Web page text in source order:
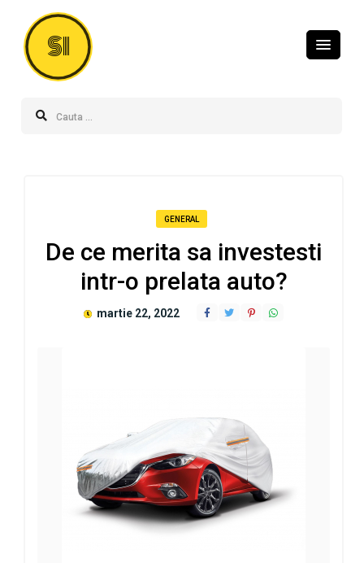
SI
GENERAL
De ce merita sa investesti
intr-o prelata auto?
martie 22, 2022